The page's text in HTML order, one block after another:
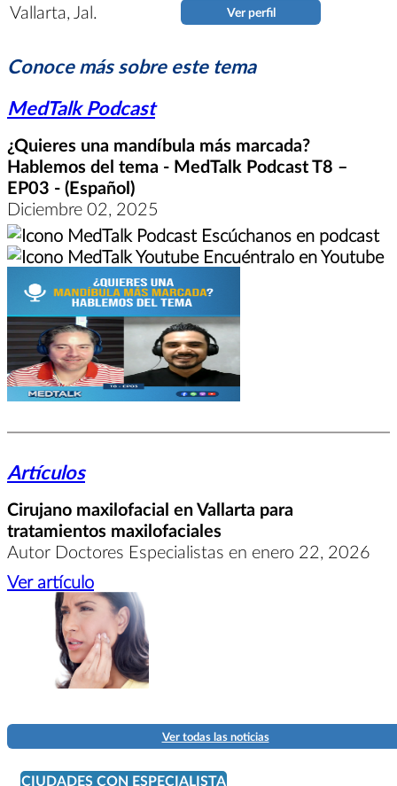
Vallarta, Jal. Ver perfil
Conoce más sobre este tema
MedTalk Podcast
¿Quieres una mandíbula más marcada?
Hablemos del tema - MedTalk Podcast T8 –
EP03 - (Español)
Diciembre 02, 2025
Escúchanos en podcast
Encuéntralo en Youtube
Artículos
Cirujano maxilofacial en Vallarta para
tratamientos maxilofaciales
Autor Doctores Especialistas en enero 22, 2026
Ver artículo
Ver todas las noticias
CIUDADES CON ESPECIALISTA